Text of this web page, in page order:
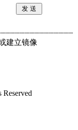
建立镜像